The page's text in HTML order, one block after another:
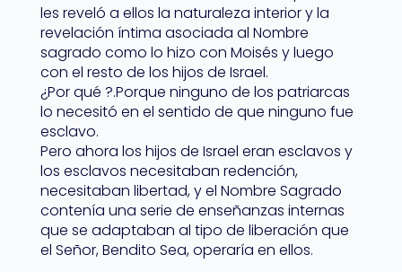
les reveló a ellos la naturaleza interior y la
revelación íntima asociada al Nombre
sagrado como lo hizo con Moisés y luego
con el resto de los hijos de Israel.
¿Por qué ?.Porque ninguno de los patriarcas
lo necesitó en el sentido de que ninguno fue
esclavo.
Pero ahora los hijos de Israel eran esclavos y
los esclavos necesitaban redención,
necesitaban libertad, y el Nombre Sagrado
contenía una serie de enseñanzas internas
que se adaptaban al tipo de liberación que
el Señor, Bendito Sea, operaría en ellos.